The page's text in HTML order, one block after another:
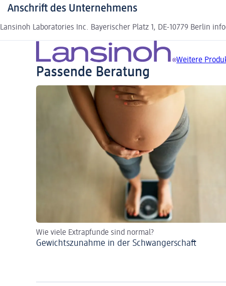
Anschrift des Unternehmens
Lansinoh Laboratories Inc. Bayerischer Platz 1, DE-10779 Berlin
Weitere
Passende Beratung
Wie viele Extrapfunde sind normal?
Gewichtszunahme in der Schwangerschaft